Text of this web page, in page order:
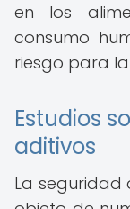
en los
consumo
riesgo para
Estudios
aditivos
La seguridad